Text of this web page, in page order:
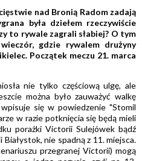
nad Bronią Radom zadają
była dziełem rzeczywiście
to rywale zagrali słabiej? O tym
gdzie rywalem drużyny
Początek meczu 21. marca
nie tylko częściową ulgę, ale
można było zauważyć walkę
się w powiedzenie "Stomil
w razie potknięcia się będą mieli
porażki Victorii Sulejówek bądź
nie spadną z 11. miejsca.
przegranej Victorii) mogą